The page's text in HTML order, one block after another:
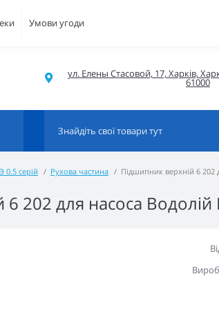
Умови угоди
ул. Елены Стасовой, 17, Харків,
61000
0.5 серій Рухова частина Підшипник верхній 6 202
202 для насоса